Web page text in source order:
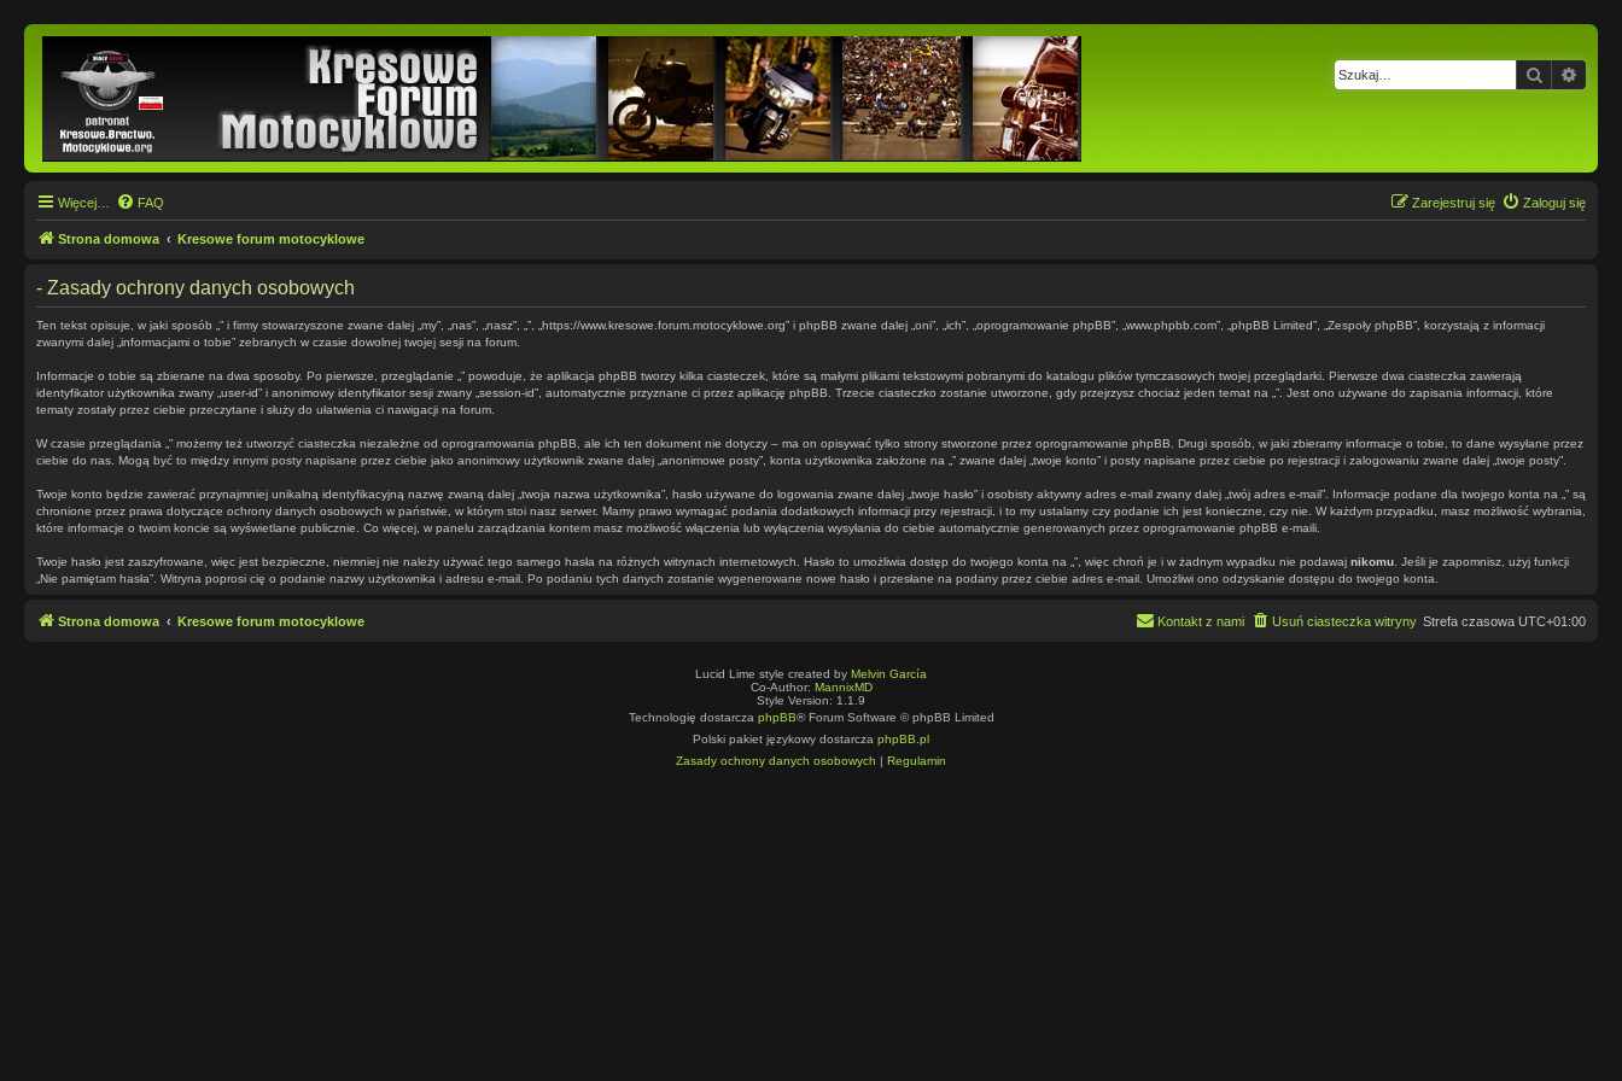
Szukaj
Więcej… FAQ Zaloguj się
Zarejestruj się
Strona domowa Kresowe forum motocyklowe
- Zasady ochrony danych osobowych
Ten tekst opisuje, w jaki sposób „” i firmy stowarzyszone zwane dalej „my”, „nas”, „nasz”, „”, „https://www.kresowe.forum.motocyklowe.org” i phpBB zwane dalej „oni”, „ich”, „oprogramowanie phpBB”, „www.phpbb.com”, „phpBB Limited”, „Zespoły phpBB”, korzystają z informacji
zwanymi dalej „informacjami o tobie” zebranych w czasie dowolnej twojej sesji na forum.
Informacje o tobie są zbierane na dwa sposoby. Po pierwsze, przeglądanie „” powoduje, że aplikacja phpBB tworzy kilka ciasteczek, które są małymi plikami tekstowymi pobranymi do katalogu plików tymczasowych twojej przeglądarki. Pierwsze dwa ciasteczka zawierają
identyfikator użytkownika zwany „user-id” i anonimowy identyfikator sesji zwany „session-id”, automatycznie przyznane ci przez aplikację phpBB. Trzecie ciasteczko zostanie utworzone, gdy przejrzysz chociaż jeden temat na „”. Jest ono używane do zapisania informacji, które
tematy zostały przez ciebie przeczytane i służy do ułatwienia ci nawigacji na forum.
W czasie przeglądania „” możemy też utworzyć ciasteczka niezależne od oprogramowania phpBB, ale ich ten dokument nie dotyczy – ma on opisywać tylko strony stworzone przez oprogramowanie phpBB. Drugi sposób, w jaki zbieramy informacje o tobie, to dane wysyłane przez
ciebie do nas. Mogą być to między innymi posty napisane przez ciebie jako anonimowy użytkownik zwane dalej „anonimowe posty”, konta użytkownika założone na „” zwane dalej „twoje konto” i posty napisane przez ciebie po rejestracji i zalogowaniu zwane dalej „twoje posty”.
Twoje konto będzie zawierać przynajmniej unikalną identyfikacyjną nazwę zwaną dalej „twoja nazwa użytkownika”, hasło używane do logowania zwane dalej „twoje hasło” i osobisty aktywny adres e-mail zwany dalej „twój adres e-mail”. Informacje podane dla twojego konta na „” są
chronione przez prawa dotyczące ochrony danych osobowych w państwie, w którym stoi nasz serwer. Mamy prawo wymagać podania dodatkowych informacji przy rejestracji, i to my ustalamy czy podanie ich jest konieczne, czy nie. W każdym przypadku, masz możliwość wybrania,
które informacje o twoim koncie są wyświetlane publicznie. Co więcej, w panelu zarządzania kontem masz możliwość włączenia lub wyłączenia wysyłania do ciebie automatycznie generowanych przez oprogramowanie phpBB e-maili.
Twoje hasło jest zaszyfrowane, więc jest bezpieczne, niemniej nie należy używać tego samego hasła na różnych witrynach internetowych. Hasło to umożliwia dostęp do twojego konta na „”, więc chroń je i w żadnym wypadku nie podawaj nikomu . Jeśli je zapomnisz, użyj funkcji
„Nie pamiętam hasła”. Witryna poprosi cię o podanie nazwy użytkownika i adresu e-mail. Po podaniu tych danych zostanie wygenerowane nowe hasło i przesłane na podany przez ciebie adres e-mail. Umożliwi ono odzyskanie dostępu do twojego konta.
Strona domowa Kresowe forum motocyklowe Strefa czasowa UTC+01:00
Usuń ciasteczka witryny
Kontakt z nami
Lucid Lime style created by Melvin García
Co-Author: MannixMD
Style Version: 1.1.9
Technologię dostarcza phpBB® Forum Software © phpBB Limited
Polski pakiet językowy dostarcza phpBB.pl
Zasady ochrony danych osobowych | Regulamin